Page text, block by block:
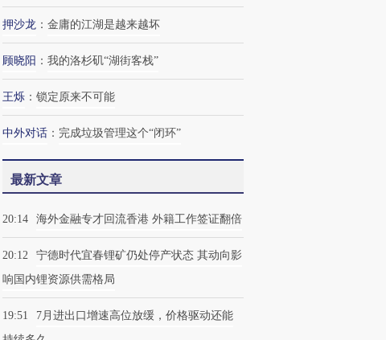
押沙龙 ： 金庸的江湖是越来越坏
顾晓阳 ： 我的洛杉矶“湖街客栈”
王烁 ： 锁定原来不可能
中外对话 ： 完成垃圾管理这个“闭环”
最新文章
20:14 海外金融专才回流香港 外籍工作签证翻倍
20:12
宁德时代宜春锂矿仍处停产状态 其动向影
响国内锂资源供需格局
19:51
7月进出口增速高位放缓，价格驱动还能